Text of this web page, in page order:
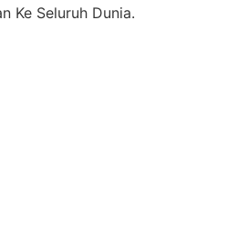
Ke Seluruh Dunia.